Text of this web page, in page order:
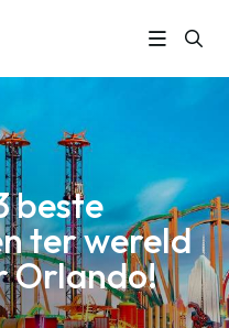
beste
ter wereld
Orlando!